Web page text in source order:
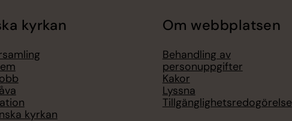
kyrkan
kyrkan
Om webbplatsen
Behandling av
personuppgifter
Kakor
Lyssna
Tillgänglighetsredogörelse